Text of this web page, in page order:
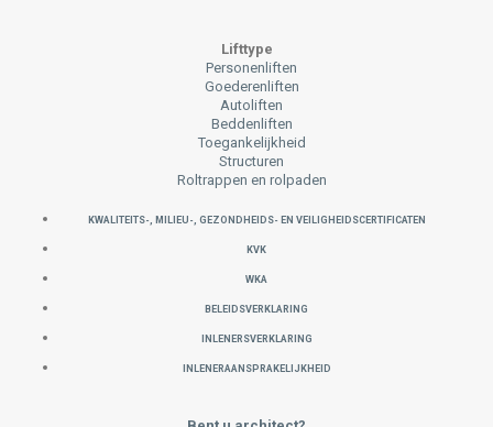
Lifttype
Personenliften
Goederenliften
Autoliften
Beddenliften
Toegankelijkheid
Structuren
Roltrappen en rolpaden
KWALITEITS-, MILIEU-, GEZONDHEIDS- EN VEILIGHEIDSCERTIFICATEN
KVK
WKA
Beleidsverklaring
INLENERSVERKLARING
INLENERAANSPRAKELIJKHEID